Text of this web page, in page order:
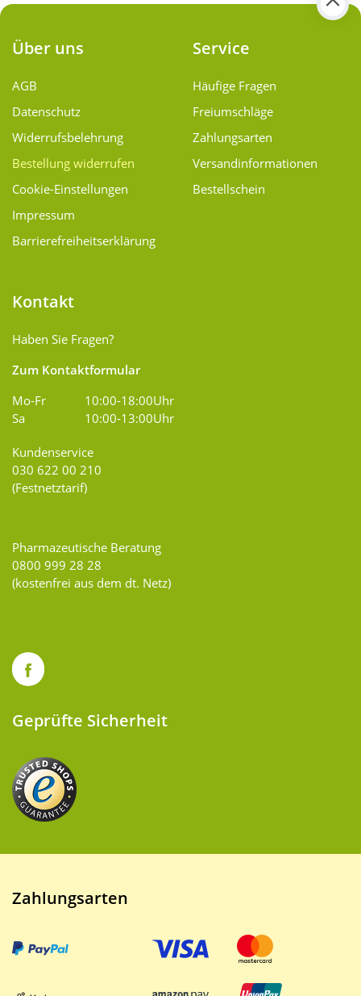
Über uns
AGB
Datenschutz
Widerrufsbelehrung
Bestellung widerrufen
Cookie-Einstellungen
Impressum
Barrierefreiheitserklärung
Service
Häufige Fragen
Freiumschläge
Zahlungsarten
Versand­informationen
Bestellschein
Kontakt
Haben Sie Fragen?
Zum Kontaktformular
Mo-Fr
10:00-18:00Uhr
Sa
10:00-13:00Uhr
Kundenservice
030 622 00 210
(Festnetztarif)
Pharmazeutische Beratung
0800 999 28 28
(kostenfrei aus dem dt. Netz)
Geprüfte Sicherheit
Zahlungsarten